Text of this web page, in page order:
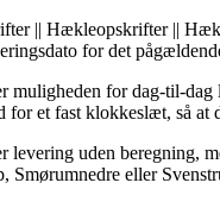
|| Hækleopskrifter ||
for det
muligheden for dag-til-
for et fast klokkeslæt, så
levering uden beregning,
Smørumnedre eller